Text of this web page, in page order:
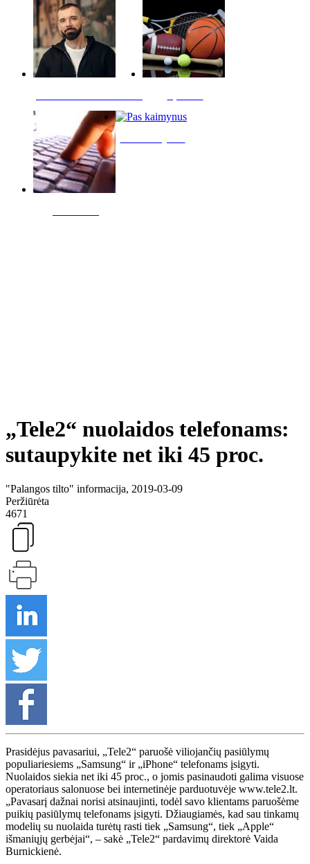
„Tele2“ nuolaidos telefonams:
sutaupykite net iki 45 proc.
"Palangos tilto" informacija, 2019-03-09
Peržiūrėta
4671
Prasidėjus pavasariui, „Tele2“ paruošė viliojančių pasiūlymų
populiariesiems „Samsung“ ir „iPhone“ telefonams įsigyti.
Nuolaidos siekia net iki 45 proc., o jomis pasinaudoti galima visuose
operatoriaus salonuose bei internetinėje parduotuvėje www.tele2.lt.
„Pavasarį dažnai norisi atsinaujinti, todėl savo klientams paruošėme
puikių pasiūlymų telefonams įsigyti. Džiaugiamės, kad sau tinkamų
modelių su nuolaida turėtų rasti tiek „Samsung“, tiek „Apple“
išmaniųjų gerbėjai“, – sakė „Tele2“ pardavimų direktorė Vaida
Burnickienė.